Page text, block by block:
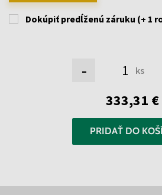
Dokúpiť predĺženú záruku (+ 1
- ks
333,31 €
PRIDAŤ DO